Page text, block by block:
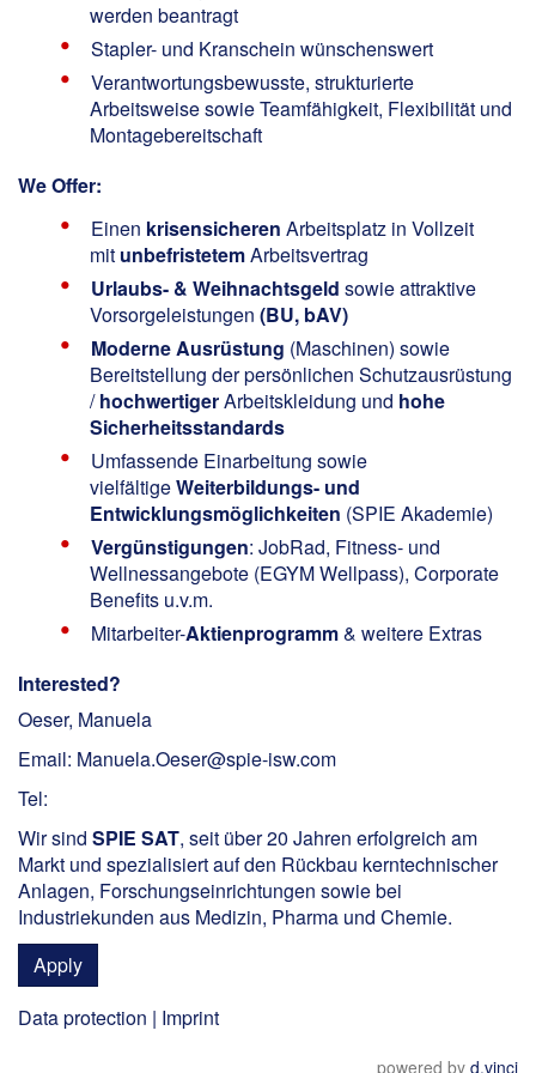
werden beantragt
Stapler- und Kranschein wünschenswert
Verantwortungsbewusste, strukturierte
Arbeitsweise sowie Teamfähigkeit, Flexibilität und
Montagebereitschaft
We Offer:
Einen krisensicheren Arbeitsplatz in Vollzeit
mit unbefristetemArbeitsvertrag
Urlaubs- & Weihnachtsgeld sowie attraktive
Vorsorgeleistungen (BU, bAV)
Moderne Ausrüstung (Maschinen) sowie
Bereitstellung der persönlichen Schutzausrüstung
/hochwertigerArbeitskleidung und hohe
Sicherheitsstandards
Umfassende Einarbeitung sowie
vielfältigeWeiterbildungs- und
Entwicklungsmöglichkeiten (SPIE Akademie)
Vergünstigungen: JobRad, Fitness- und
Wellnessangebote (EGYM Wellpass), Corporate
Benefits u.v.m.
Mitarbeiter-Aktienprogramm& weitere Extras
Interested?
Oeser, Manuela
Email: Manuela.Oeser@spie-isw.com
Tel:
Wir sind SPIE SAT, seit über 20 Jahren erfolgreich am
Markt und spezialisiert auf den Rückbau kerntechnischer
Anlagen, Forschungseinrichtungen sowie bei
Industriekunden aus Medizin, Pharma und Chemie.
Apply
Data protection | Imprint
powered by d.vinci